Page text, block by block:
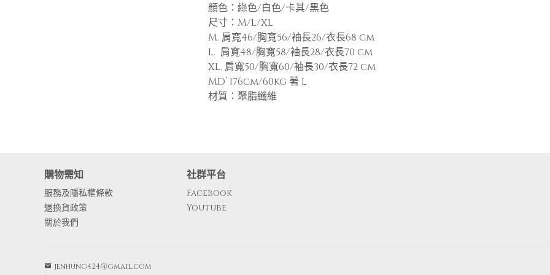
顏色：綠色/白色/卡其/黑色
尺寸：M/L/XL
M. 肩寬46/胸寬56/袖長26/衣長68 cm
L. 肩寬48/胸寬58/袖長28/衣長70 cm
XL. 肩寬50/胸寬60/袖長30/衣長72 cm
MD’ 176cm/60kg 著 L
材質：聚脂纖維
購物需知
服務及隱私權條款
退換貨政策
關於我們
社群平台
Facebook
Youtube
jenhung424@gmail.com